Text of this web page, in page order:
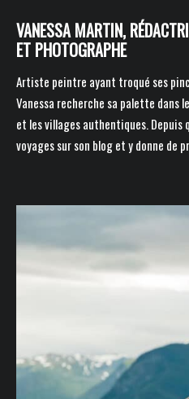
VANESSA MARTIN,
ET PHOTOGRAPHE
Artiste peintre ayant troqué ses
Vanessa recherche sa palette dans
et les villages authentiques. Depuis
voyages sur son blog et y donne de